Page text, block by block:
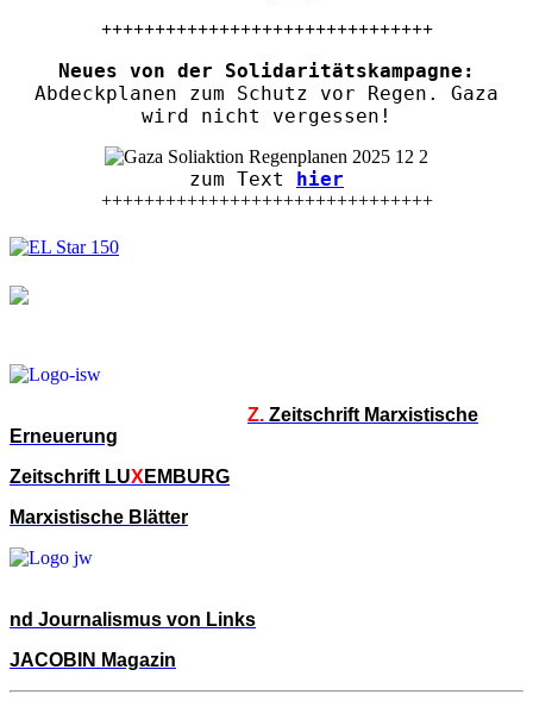
+++++++++++++++++++++++++++++++
Neues von der Solidaritätskampagne:
Abdeckplanen zum Schutz vor Regen. Gaza
wird nicht vergessen!
zum Text hier
+++++++++++++++++++++++++++++++
Z. Zeitschrift Marxistische
Erneuerung
Zeitschrift LUX EMBURG
Marxistische Blätter
nd Journalismus von Links
JACOBIN Magazin